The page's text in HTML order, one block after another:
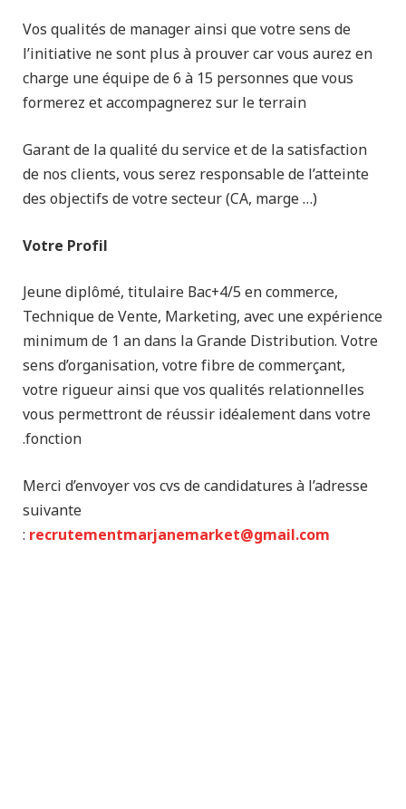
Vos qualités de manager ainsi que votre sens de
l’initiative ne sont plus à prouver car vous aurez en
charge une équipe de 6 à 15 personnes que vous
formerez et accompagnerez sur le terrain
Garant de la qualité du service et de la satisfaction
de nos clients, vous serez responsable de l’atteinte
des objectifs de votre secteur (CA, marge …)
Votre Profil
Jeune diplômé, titulaire Bac+4/5 en commerce,
Technique de Vente, Marketing, avec une expérience
minimum de 1 an dans la Grande Distribution. Votre
sens d’organisation, votre fibre de commerçant,
votre rigueur ainsi que vos qualités relationnelles
vous permettront de réussir idéalement dans votre
fonction.
Merci d’envoyer vos cvs de candidatures à l’adresse
suivante
:recrutementmarjanemarket@gmail.com